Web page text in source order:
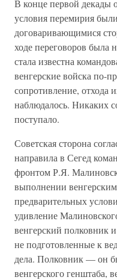
В конце первой декады
условия перемирия
договаривающимися
ходе переговоров была
стала известна
венгерские войска по-
сопротивление, отхода
наблюдалось. Никаких
поступало.
Советская сторона
направила в Сегед
фронтом Р.Я.
выполнении
предварительных
удивление
венгерский полковник
не подготовленные к
дела. Полковник — он
венгерского генштаба,